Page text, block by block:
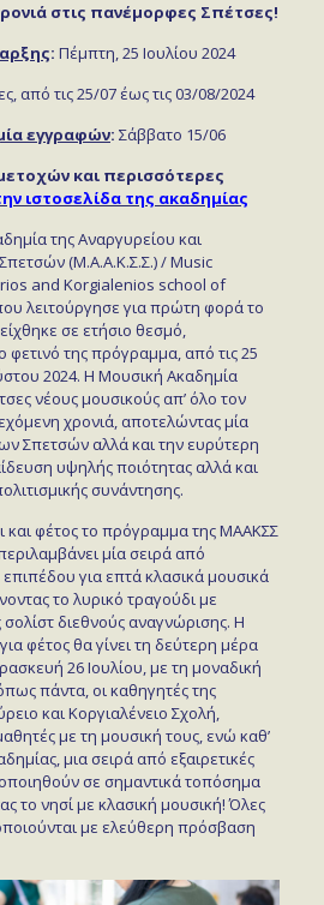
στις πανέμορφες Σπέτσες!
: Πέμπτη, 25 Ιουλίου 2024
από τις 25/07 έως τις 03/08/2024
εγγραφών: Σάββατο 15/06
και περισσότερες
ιστοσελίδα της ακαδημίας
της Αναργυρείου και
(M.A.A.K.Σ.Σ.) / Music
and Korgialenios school of
λειτούργησε για πρώτη φορά το
σε ετήσιο θεσμό,
φετινό της πρόγραμμα, από τις 25
2024. Η Μουσική Ακαδημία
νέους μουσικούς απ’ όλο τον
χρονιά, αποτελώντας μία
Σπετσών αλλά και την ευρύτερη
υψηλής ποιότητας αλλά και
συνάντησης.
και φέτος το πρόγραμμα της ΜΑΑΚΣΣ
μία σειρά από
για επτά κλασικά μουσικά
το λυρικό τραγούδι με
διεθνούς αναγνώρισης. Η
φέτος θα γίνει τη δεύτερη μέρα
26 Ιουλίου, με τη μοναδική
πάντα, οι καθηγητές της
και Κοργιαλένειο Σχολή,
με τη μουσική τους, ενώ καθ’
μια σειρά από εξαιρετικές
σε σημαντικά τοπόσημα
το νησί με κλασική μουσική! Όλες
με ελεύθερη πρόσβαση